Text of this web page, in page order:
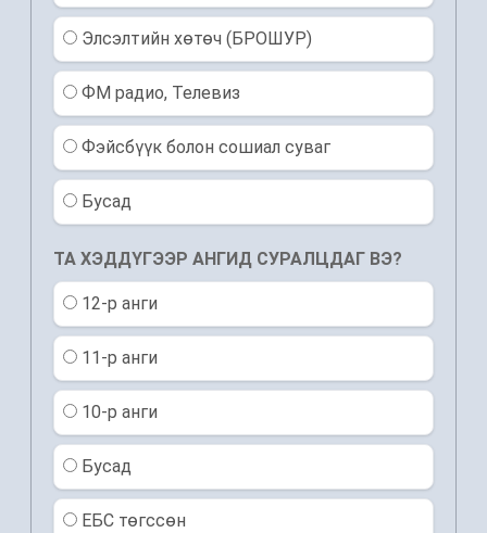
Элсэлтийн хөтөч (БРОШУР)
ФМ радио, Телевиз
Фэйсбүүк болон сошиал суваг
Бусад
ТА ХЭДДҮГЭЭР АНГИД СУРАЛЦДАГ ВЭ?
12-р анги
11-р анги
10-р анги
Бусад
ЕБС төгссөн